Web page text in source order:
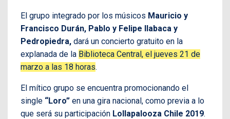
El grupo integrado por los músicos Mauricio y
Francisco Durán, Pablo y Felipe Ilabaca y
Pedropiedra, dará un concierto gratuito en la
explanada de la Biblioteca Central, el jueves 21 de
marzo a las 18 horas.
El mítico grupo se encuentra promocionando el
single “Loro” en una gira nacional, como previa a lo
que será su participación Lollapalooza Chile 2019.